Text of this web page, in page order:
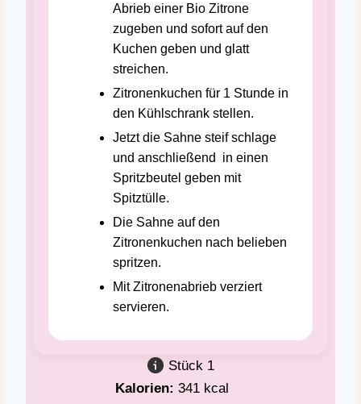
Abrieb einer Bio Zitrone
zugeben und sofort auf den
Kuchen geben und glatt
streichen.
Zitronenkuchen für 1 Stunde in
den Kühlschrank stellen.
Jetzt die Sahne steif schlage
und anschließend in einen
Spritzbeutel geben mit
Spitztülle.
Die Sahne auf den
Zitronenkuchen nach belieben
spritzen.
Mit Zitronenabrieb verziert
servieren.
Stück 1
Kalorien:341 kcal